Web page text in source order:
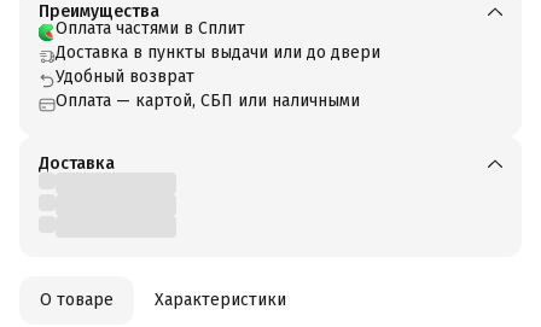
Преимущества
Оплата частями в Сплит
Доставка в пункты выдачи или до двери
Удобный возврат
Оплата — картой, СБП или наличными
Доставка
О товаре Характеристики